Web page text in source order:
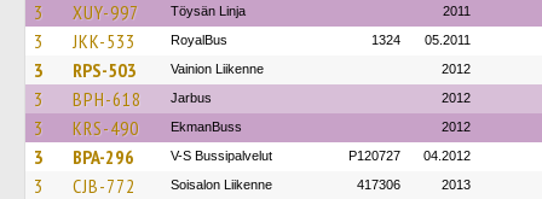
3 XUY-997 Töysän Linja 2011
3 JKK-533 RoyalBus 1324 05.2011
3 RPS-503 Vainion Liikenne 2012
3 BPH-618 Jarbus 2012
3 KRS-490 EkmanBuss 2012
3 BPA-296 V-S Bussipalvelut P120727 04.2012
3 CJB-772 Soisalon Liikenne 417306 2013